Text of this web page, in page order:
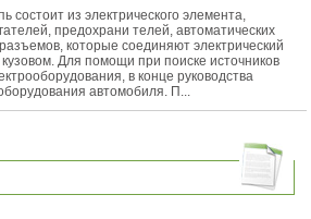
состоит из электрического элемента,
предохрани телей, автоматических
которые соединяют электрический
Для помощи при поиске источников
в конце руководства
автомобиля. П...